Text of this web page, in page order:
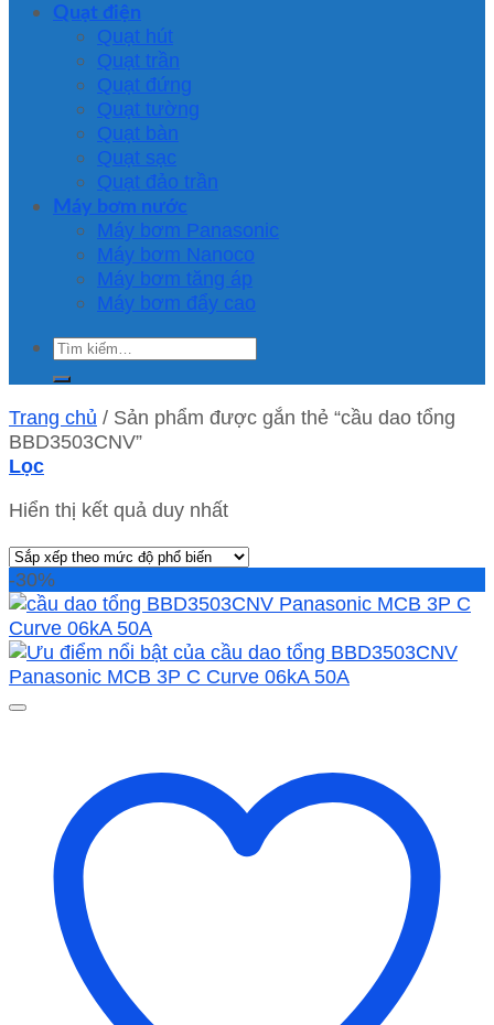
Quạt điện
Quạt hút
Quạt trần
Quạt đứng
Quạt tường
Quạt bàn
Quạt sạc
Quạt đảo trần
Máy bơm nước
Máy bơm Panasonic
Máy bơm Nanoco
Máy bơm tăng áp
Máy bơm đẩy cao
Tìm
kiếm:
Trang chủ / Sản phẩm được gắn thẻ “cầu dao tổng
BBD3503CNV”
Lọc
Hiển thị kết quả duy nhất
-30%